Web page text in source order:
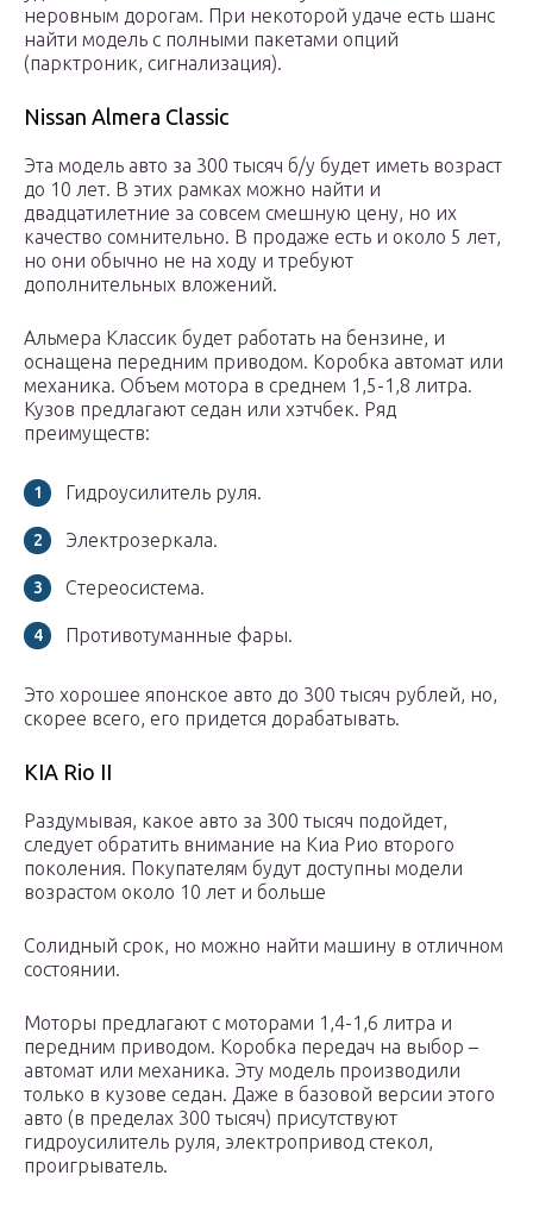
неровным дорогам. При некоторой удаче есть шанс
найти модель с полными пакетами опций
(парктроник, сигнализация).
Nissan Almera Classic
Эта модель авто за 300 тысяч б/у будет иметь возраст
до 10 лет. В этих рамках можно найти и
двадцатилетние за совсем смешную цену, но их
качество сомнительно. В продаже есть и около 5 лет,
но они обычно не на ходу и требуют
дополнительных вложений.
Альмера Классик будет работать на бензине, и
оснащена передним приводом. Коробка автомат или
механика. Объем мотора в среднем 1,5-1,8 литра.
Кузов предлагают седан или хэтчбек. Ряд
преимуществ:
Гидроусилитель руля.
Электрозеркала.
Стереосистема.
Противотуманные фары.
Это хорошее японское авто до 300 тысяч рублей, но,
скорее всего, его придется дорабатывать.
KIA Rio II
Раздумывая, какое авто за 300 тысяч подойдет,
следует обратить внимание на Киа Рио второго
поколения. Покупателям будут доступны модели
возрастом около 10 лет и больше
Солидный срок, но можно найти машину в отличном
состоянии.
Моторы предлагают с моторами 1,4-1,6 литра и
передним приводом. Коробка передач на выбор –
автомат или механика. Эту модель производили
только в кузове седан. Даже в базовой версии этого
авто (в пределах 300 тысяч) присутствуют
гидроусилитель руля, электропривод стекол,
проигрыватель.